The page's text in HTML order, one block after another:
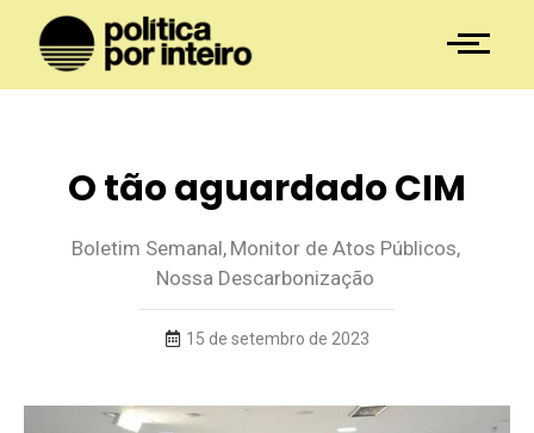
O tão aguardado CIM
Boletim Semanal, Monitor de Atos Públicos,
Nossa Descarbonização
15 de setembro de 2023